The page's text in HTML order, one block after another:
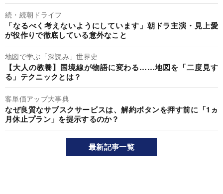
続・続朝ドライフ
「なるべく考えないようにしています」朝ドラ主演・見上愛
が役作りで徹底している意外なこと
地図で学ぶ「深読み」世界史
【大人の教養】国境線が物語に変わる……地図を「二度見す
る」テクニックとは？
客単価アップ大事典
なぜ良質なサブスクサービスは、解約ボタンを押す前に「1ヵ
月休止プラン」を提示するのか？
最新記事一覧